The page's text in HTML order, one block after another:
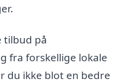
tilbud på
fra forskellige lokale
du ikke blot en bedre